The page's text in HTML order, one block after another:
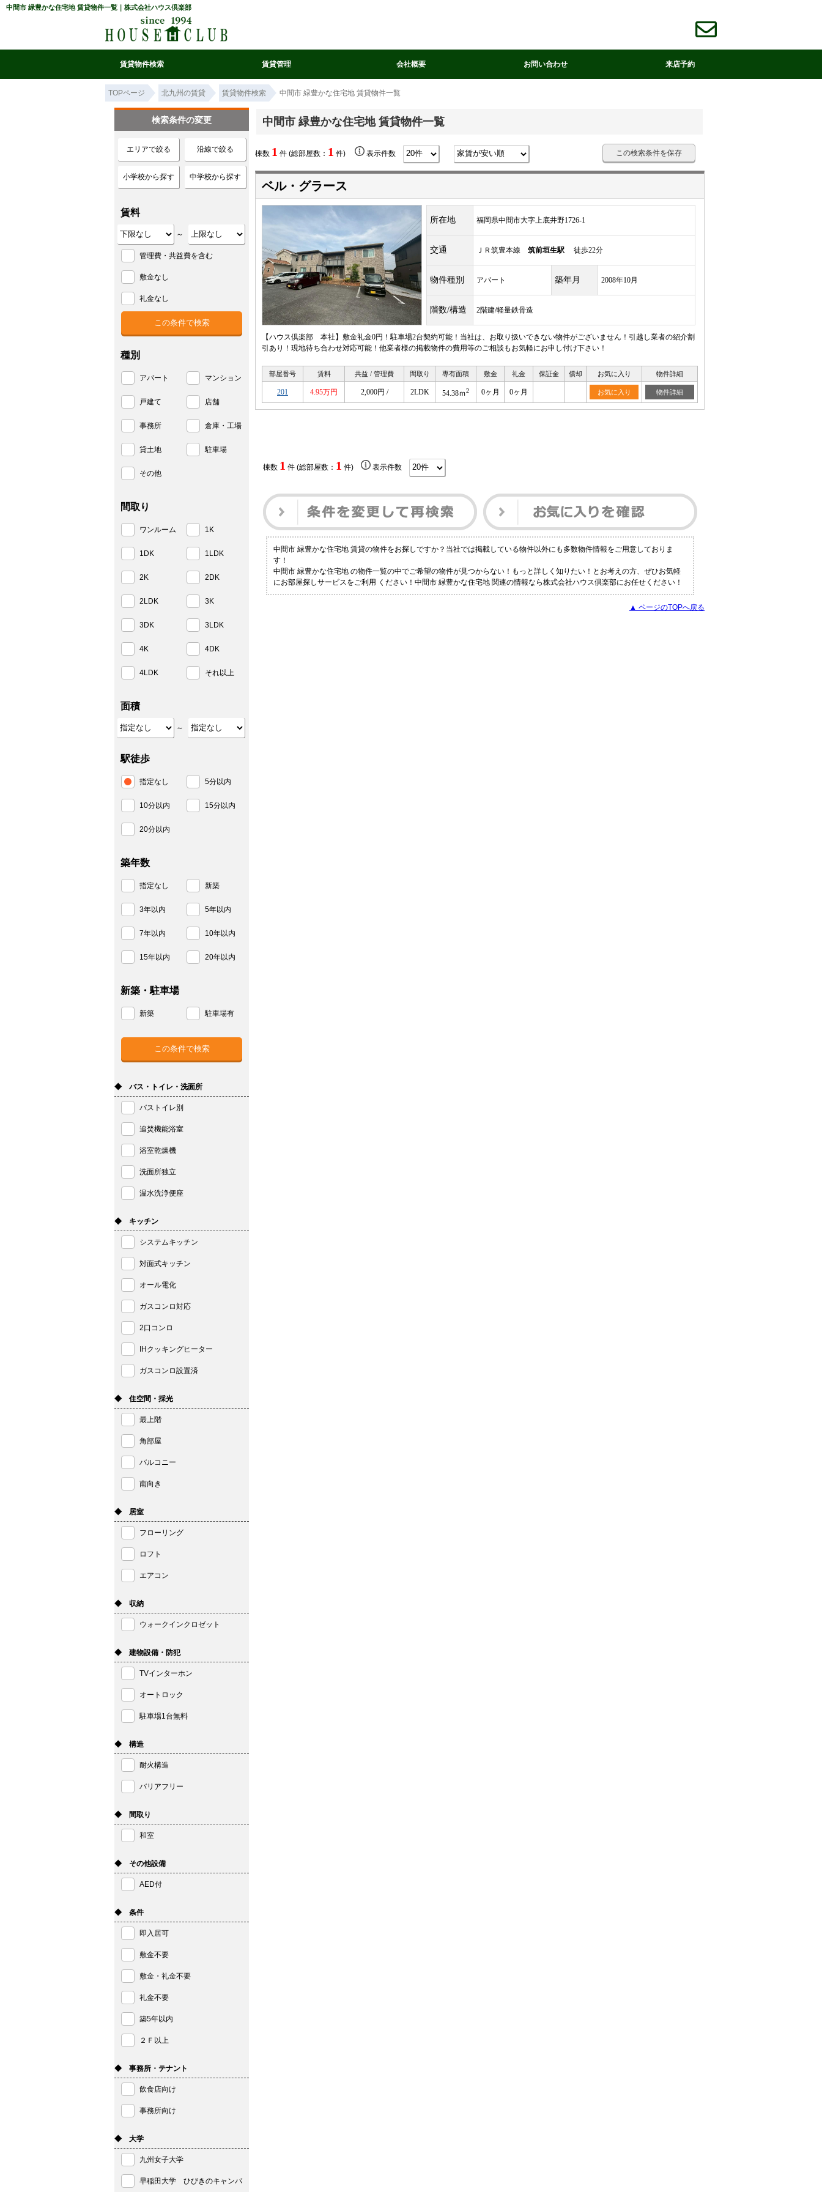
中間市 緑豊かな住宅地 賃貸物件一覧｜株式会社ハウス倶楽部
賃貸物件検索
条件検索
お気に入り
閲覧履歴
マイ条件リスト
賃貸管理 会社概要 お問い合わせ 来店予約
TOPページ 北九州の賃貸 賃貸物件検索 中間市 緑豊かな住宅地 賃貸物件一覧
中間市 緑豊かな住宅地 賃貸物件一覧
棟数 1 件 (総部屋数： 1 件) 表示件数 この検索条件を保存
ベル・グラース
所在地 福岡県中間市大字上底井野1726-1
交通 ＪＲ筑豊本線 筑前垣生駅 徒歩22分
物件種別 アパート 築年月 2008年10月
階数/構造 2階建/軽量鉄骨造
【ハウス倶楽部 本社】敷金礼金0円！駐車場2台契約可能！当社は、お取り扱いできない物件がございません！引越し業者の紹介割
引あり！現地待ち合わせ対応可能！他業者様の掲載物件の費用等のご相談もお気軽にお申し付け下さい！
部屋番号 賃料 共益 / 管理費 間取り 専有面積 敷金 礼金 保証金 償却 お気に入り 物件詳細
201 4.95万円 2,000円 / 2LDK 54.38ｍ2 0ヶ月 0ヶ月 お気に入り 物件詳細
棟数 1 件 (総部屋数： 1 件) 表示件数
中間市 緑豊かな住宅地 賃貸の物件をお探しですか？当社では掲載している物件以外にも多数物件情報をご用意しておりま
す！
中間市 緑豊かな住宅地 の物件一覧の中でご希望の物件が見つからない！もっと詳しく知りたい！とお考えの方、ぜひお気軽
にお部屋探しサービスをご利用 ください！中間市 緑豊かな住宅地 関連の情報なら株式会社ハウス倶楽部にお任せください！
▲ ページのTOPへ戻る
検索条件の変更
エリアで絞る 沿線で絞る
小学校から探す 中学校から探す
賃料
～
管理費・共益費を含む
敷金なし
礼金なし
種別
アパート マンション
戸建て 店舗
事務所 倉庫・工場
貸土地 駐車場
その他
間取り
ワンルーム 1K
1DK 1LDK
2K 2DK
2LDK 3K
3DK 3LDK
4K 4DK
4LDK それ以上
面積
～
駅徒歩
指定なし 5分以内
10分以内 15分以内
20分以内
築年数
指定なし 新築
3年以内 5年以内
7年以内 10年以内
15年以内 20年以内
新築・駐車場
新築 駐車場有
◆ バス・トイレ・洗面所
バストイレ別
追焚機能浴室
浴室乾燥機
洗面所独立
温水洗浄便座
◆ キッチン
システムキッチン
対面式キッチン
オール電化
ガスコンロ対応
2口コンロ
IHクッキングヒーター
ガスコンロ設置済
◆ 住空間・採光
最上階
角部屋
バルコニー
南向き
◆ 居室
フローリング
ロフト
エアコン
◆ 収納
ウォークインクロゼット
◆ 建物設備・防犯
TVインターホン
オートロック
駐車場1台無料
◆ 構造
耐火構造
バリアフリー
◆ 間取り
和室
◆ その他設備
AED付
◆ 条件
即入居可
敷金不要
敷金・礼金不要
礼金不要
築5年以内
２Ｆ以上
◆ 事務所・テナント
飲食店向け
事務所向け
◆ 大学
九州女子大学
早稲田大学 ひびきのキャンパ